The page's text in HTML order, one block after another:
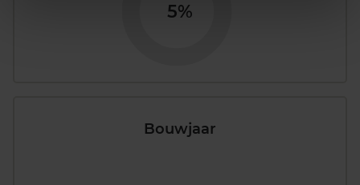
5%
Bouwjaar